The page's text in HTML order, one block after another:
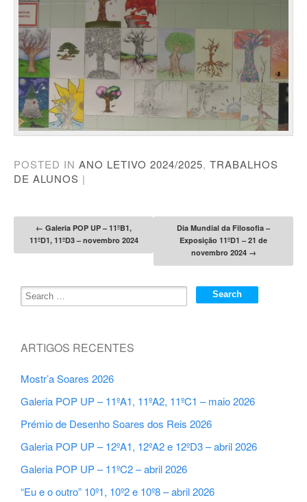
POSTED IN ANO LETIVO 2024/2025, TRABALHOS
DE ALUNOS |
Post navigation
← Galeria POP UP – 11ºB1,
11ºD1, 11ºD3 – novembro 2024
Dia Mundial da Filosofia –
Exposição 11ºD1 – 21 de
novembro 2024 →
ARTIGOS RECENTES
Mostr’a Soares 2026
Galeria POP UP – 11ºA1, 11ºA2, 11ºC1 – maio 2026
Prémio de Desenho Soares dos Reis 2026
Galeria POP UP – 12ºA1, 12ºA2 e 12ºD3 – abril 2026
Galeria POP UP – 11ºC2 – abril 2026
“Eu e o outro” 10º1, 10º2 e 10º8 – abril 2026